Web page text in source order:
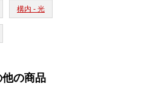
構内 - 光
の商品